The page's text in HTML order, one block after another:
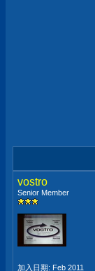
vostro
Senior Member
加入日期: Feb 2011